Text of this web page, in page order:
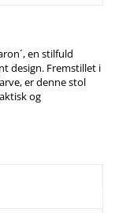
en stilfuld
design. Fremstillet i
er denne stol
og